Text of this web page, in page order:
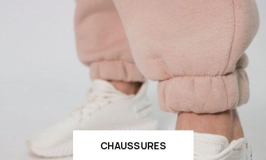
CHAUSSURES